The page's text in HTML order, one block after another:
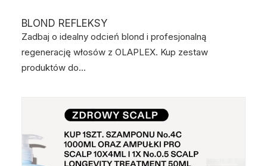
BLOND REFLEKSY
Zadbaj o idealny odcień blond i profesjonalną
regenerację włosów z OLAPLEX. Kup zestaw
produktów do…